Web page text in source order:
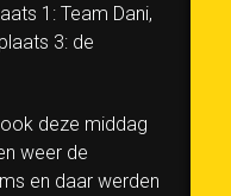
1: Team Dani,
3: de
deze middag
weer de
en daar werden